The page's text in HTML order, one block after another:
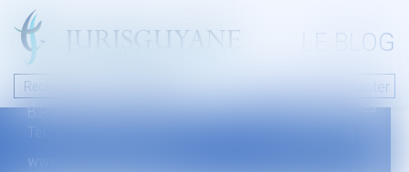
LE BLOG
Nous contacter
46 avenue de la liberté
B.P.315 - 97327 Cayenne Cedex
Tel : +594 594 29 45 35
www.jurisguyane.com
Mentions légales